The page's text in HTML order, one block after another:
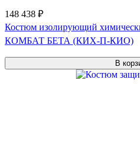
148 438 ₽
Костюм изолирующий
КОМБАТ БЕТА (КИХ-П-КИО)
В